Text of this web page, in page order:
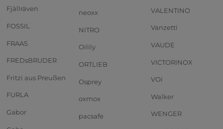
Fjällräven
FOSSIL
FRAAS
FREDsBRUDER
Fritzi aus Preußen
FURLA
Gabor
neoxx
NITRO
Oilily
ORTLIEB
Osprey
oxmox
pacsafe
VALENTINO
Vanzetti
VAUDE
VICTORINOX
VOi
Walker
WENGER